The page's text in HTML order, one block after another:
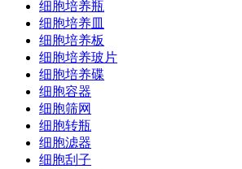
细胞培养瓶
细胞培养皿
细胞培养板
细胞培养玻片
细胞培养碟
细胞容器
细胞筛网
细胞转瓶
细胞滤器
细胞刮子